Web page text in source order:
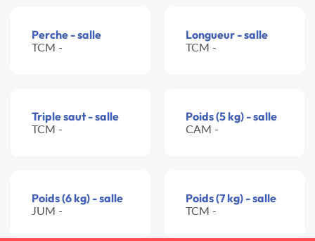
Perche - salle
TCM -
Longueur - salle
TCM -
Triple saut - salle
TCM -
Poids (5 kg) - salle
CAM -
Poids (6 kg) - salle
JUM -
Poids (7 kg) - salle
TCM -